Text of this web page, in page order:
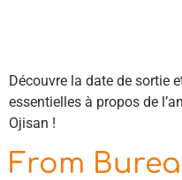
Découvre la date de sortie
essentielles à propos de
Ojisan !
From